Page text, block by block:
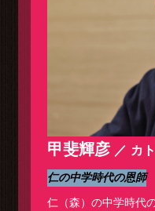
甲斐輝彦 カ
仁の中学時代の恩師
仁（森）の中学時代